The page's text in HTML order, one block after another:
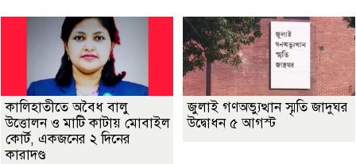
কালিহাতীতে অবৈধ বালু
উত্তোলন ও মাটি কাটায় মোবাইল
কোর্ট, একজনের ২ দিনের
কারাদণ্ড
জুলাই গণঅভ্যুত্থান স্মৃতি জাদুঘর
উদ্বোধন ৫ আগস্ট